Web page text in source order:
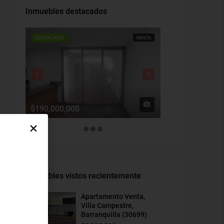
Inmuebles destacados
DESTACADO VENTA
$190,000,000
Inmuebles vistos recientemente
Apartamento Venta,
Villa Campestre,
Barranquilla (30699)